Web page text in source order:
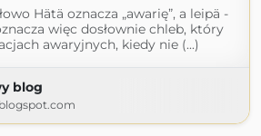
Hätä oznacza „awarię”, a leipä -
więc dosłownie chleb, który
awaryjnych, kiedy nie (...)
blog